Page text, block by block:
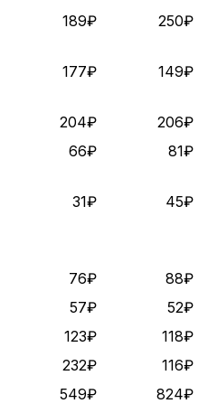
189₽ 250₽
177₽ 149₽
204₽
206₽
66₽ 81₽
31₽
45₽
76₽
88₽
57₽
52₽
123₽
118₽
232₽
116₽
549₽
824₽